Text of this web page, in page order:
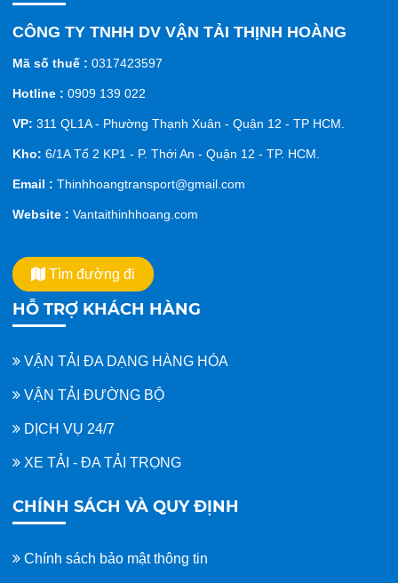
CÔNG TY TNHH DV VẬN TẢI THỊNH HOÀNG
Mã số thuế :0317423597
Hotline : 0909 139 022
VP: 311 QL1A - Phường Thạnh Xuân - Quận 12 - TP HCM.
Kho: 6/1A Tổ 2 KP1 - P. Thới An - Quận 12 - TP. HCM.
Email : Thinhhoangtransport@gmail.com
Website : Vantaithinhhoang.com
Tìm đường đi
HỖ TRỢ KHÁCH HÀNG
VẬN TẢI ĐA DẠNG HÀNG HÓA
VẬN TẢI ĐƯỜNG BỘ
DỊCH VỤ 24/7
XE TẢI - ĐA TẢI TRỌNG
CHÍNH SÁCH VÀ QUY ĐỊNH
Chính sách bảo mật thông tin